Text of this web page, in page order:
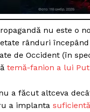
nu este o
rânduri
de Occident (în
temă-fanion a lui
a făcut altceva
a implanta